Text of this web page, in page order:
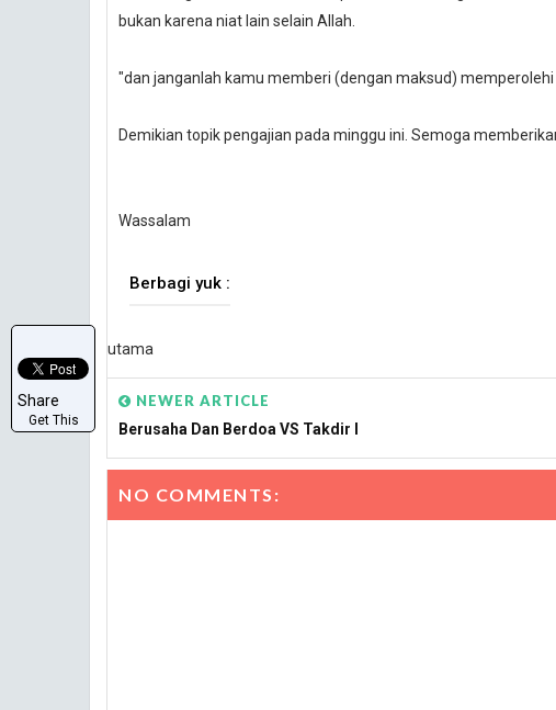
bukan karena niat lain selain Allah.
"dan janganlah kamu memberi (dengan maksud)
Demikian topik pengajian pada minggu ini. Semoga
Wassalam
Berbagi yuk :
utama
NEWER ARTICLE
Berusaha Dan Berdoa VS Takdir I
NO COMMENTS:
Share
Get This